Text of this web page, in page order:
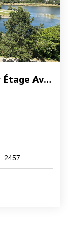
Coup De Coeur : Duplex Dernier Étage Avec Terrasse Et Vue...
2457